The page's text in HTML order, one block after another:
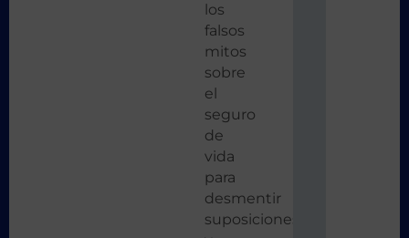
los
falsos
mitos
sobre
el
seguro
de
vida
para
desmentir
suposiciones